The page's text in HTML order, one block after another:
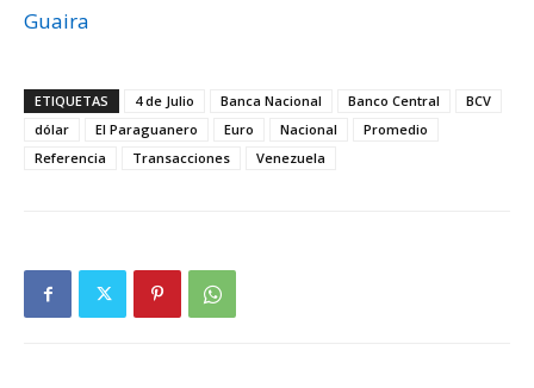
Guaira
ETIQUETAS 4 de Julio Banca Nacional Banco Central
BCV
dólar
El Paraguanero Euro Nacional
Promedio
Referencia
Transacciones Venezuela